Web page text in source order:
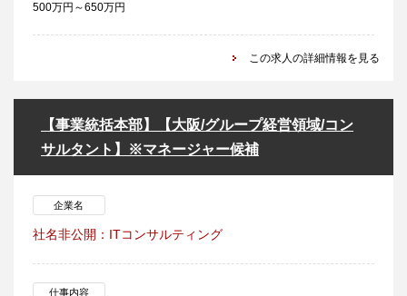
500万円～650万円
この求人の詳細情報を見る
【事業統括本部】【大阪/グループ経営領域/コン
サルタント】※マネージャー候補
企業名
社名非公開：ITコンサルティング
仕事内容